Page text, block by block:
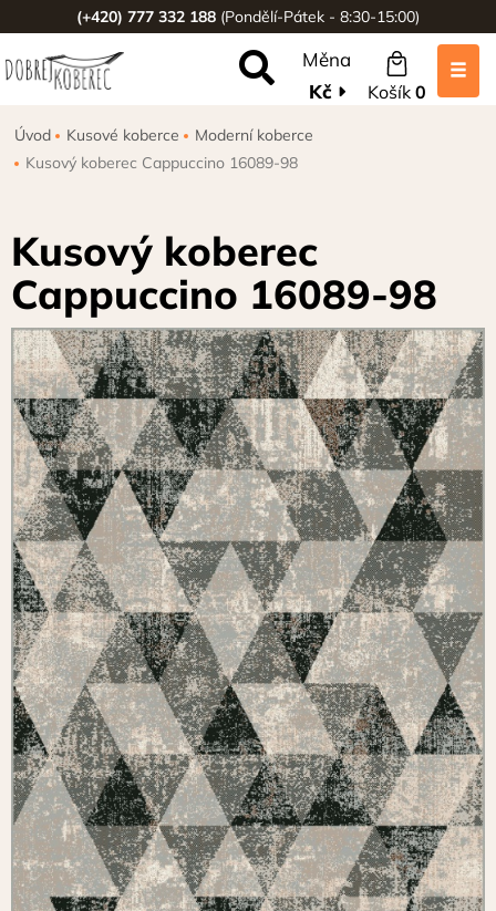
(+420) 777 332 188 (Pondělí-Pátek - 8:30-15:00)
Košík 0
Měna
Kč
Úvod Kusové koberce
Moderní koberce
Kusový koberec Cappuccino 16089-98
Kusový koberec
Cappuccino 16089-98